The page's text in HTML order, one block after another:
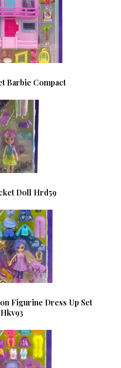
Barbie Compact
Doll Hrd59
Figurine Dress Up Set
Hkv93